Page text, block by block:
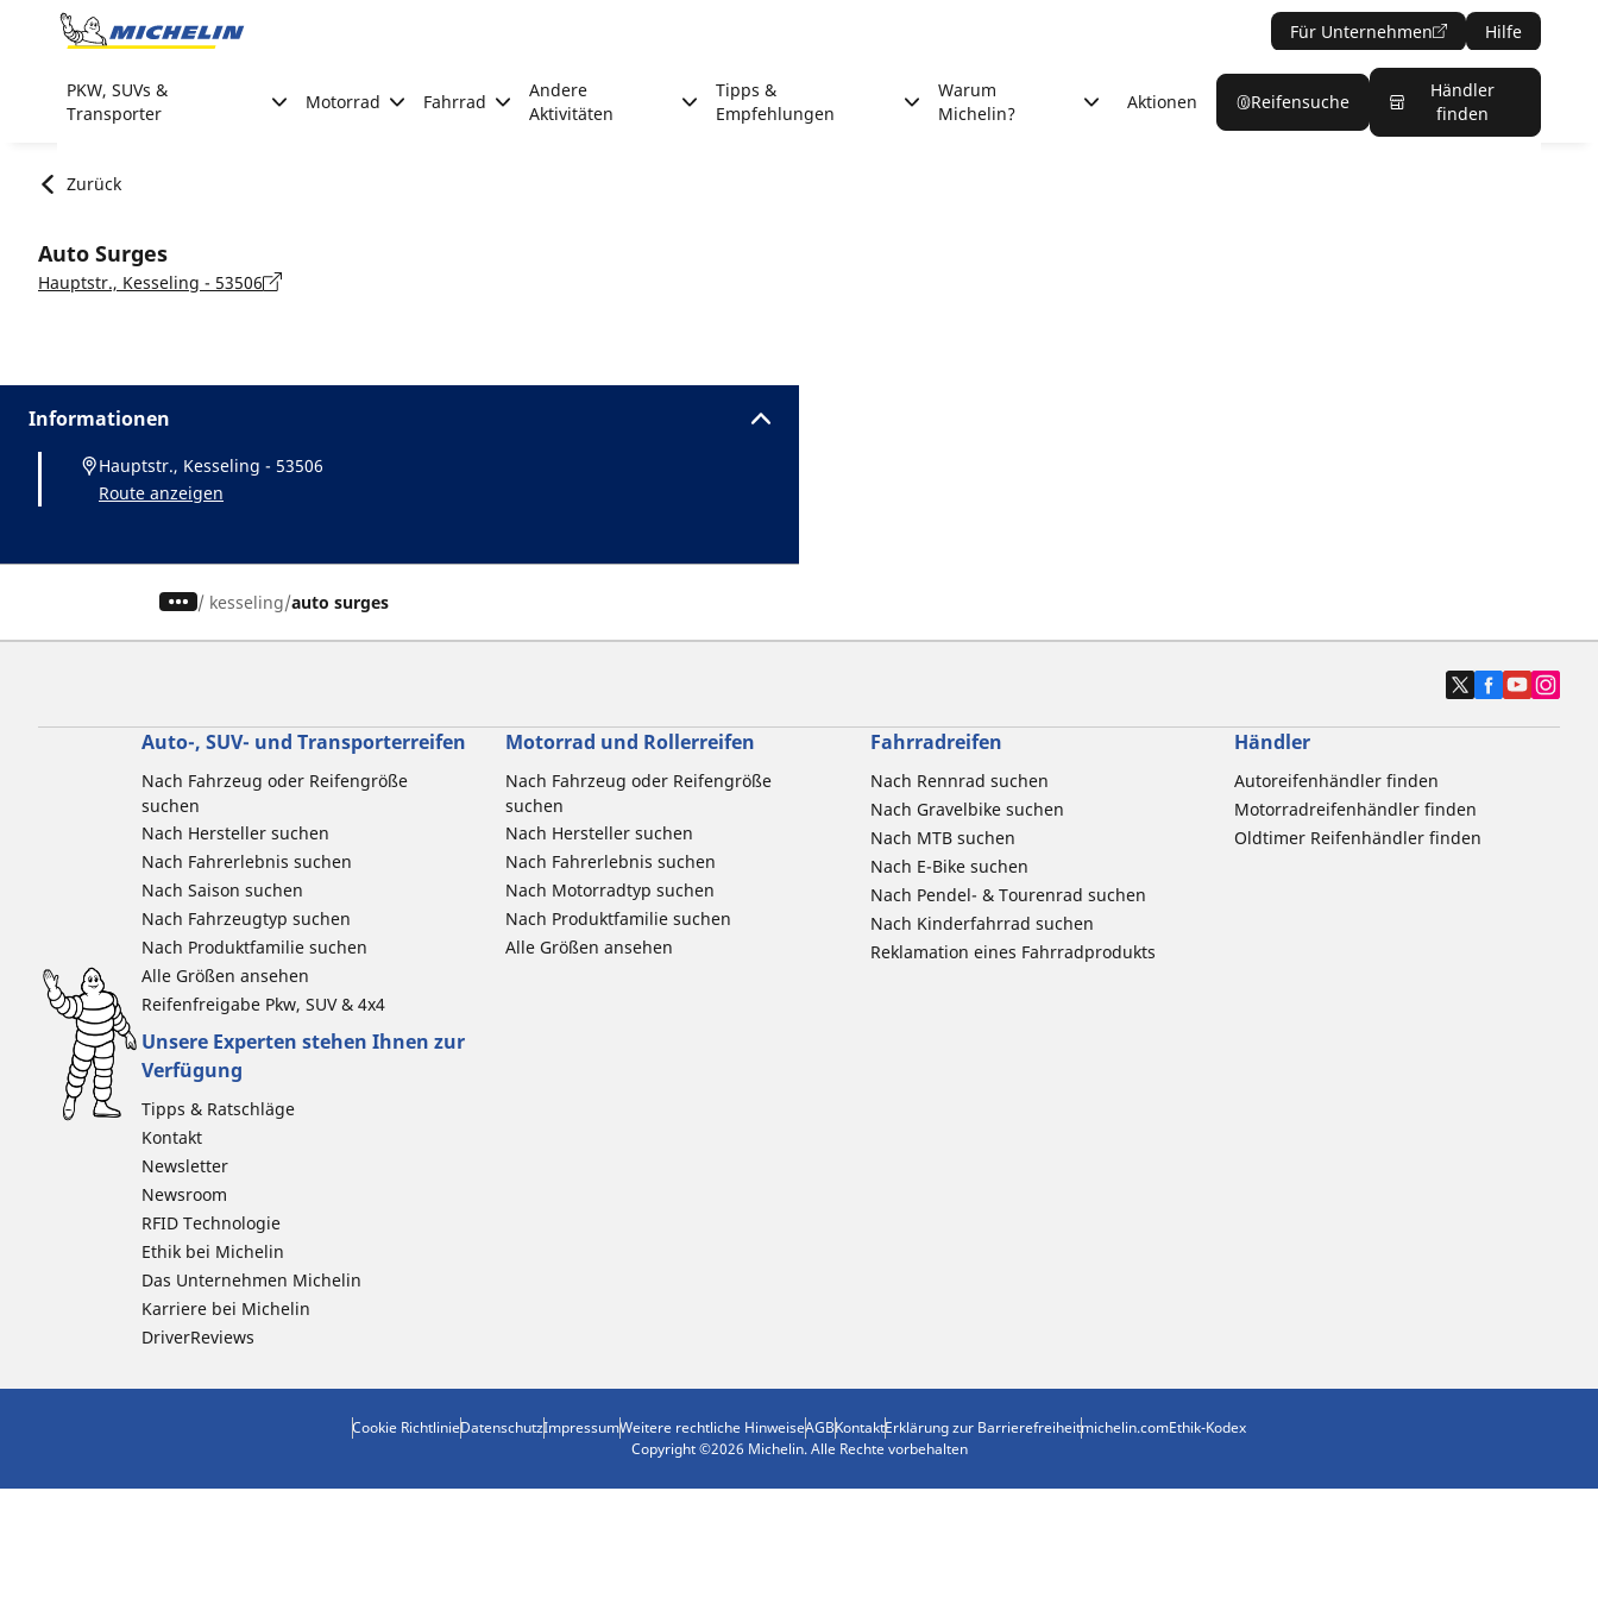
Go to page content
Für Unternehmen Hilfe
PKW, SUVs &
Transporter
Motorrad Fahrrad
Andere
Aktivitäten
Tipps &
Empfehlungen
Warum
Michelin?
Aktionen Reifensuche
Händler
finden
Zurück
Auto Surges
Hauptstr., Kesseling - 53506
Informationen
Hauptstr., Kesseling - 53506
Route anzeigen
/ kesseling auto surges
Auto-, SUV- und Transporterreifen
Nach Fahrzeug oder Reifengröße
suchen
Nach Hersteller suchen
Nach Fahrerlebnis suchen
Nach Saison suchen
Nach Fahrzeugtyp suchen
Nach Produktfamilie suchen
Alle Größen ansehen
Reifenfreigabe Pkw, SUV & 4x4
Motorrad und Rollerreifen
Nach Fahrzeug oder Reifengröße
suchen
Nach Hersteller suchen
Nach Fahrerlebnis suchen
Nach Motorradtyp suchen
Nach Produktfamilie suchen
Alle Größen ansehen
Fahrradreifen
Nach Rennrad suchen
Nach Gravelbike suchen
Nach MTB suchen
Nach E-Bike suchen
Nach Pendel- & Tourenrad suchen
Nach Kinderfahrrad suchen
Reklamation eines Fahrradprodukts
Händler
Autoreifenhändler finden
Motorradreifenhändler finden
Oldtimer Reifenhändler finden
Unsere Experten stehen Ihnen zur
Verfügung
Tipps & Ratschläge
Kontakt
Newsletter
Newsroom
RFID Technologie
Ethik bei Michelin
Das Unternehmen Michelin
Karriere bei Michelin
DriverReviews
Cookie RichtlinieDatenschutzImpressumWeitere rechtliche HinweiseAGBKontaktErklärung zur Barrierefreiheitmichelin.comEthik-Kodex
Copyright ©2026 Michelin. Alle Rechte vorbehalten